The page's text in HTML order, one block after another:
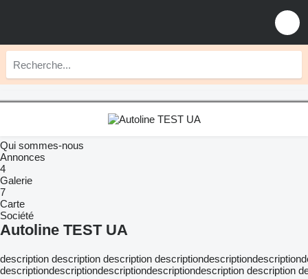
Qui sommes-nous
Annonces
4
Galerie
7
Carte
Société
Autoline TEST UA
description description description
descriptiondescriptiondescriptiondescriptiondescription description